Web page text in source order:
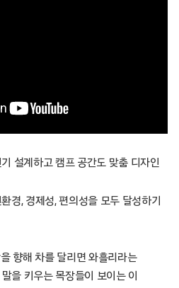
설계하고 캠프 공간도 맞춤 디자인
경, 경제성, 편의성을 모두 달성하기
향해 차를 달리면 와흘리라는
을 키우는 목장들이 보이는 이